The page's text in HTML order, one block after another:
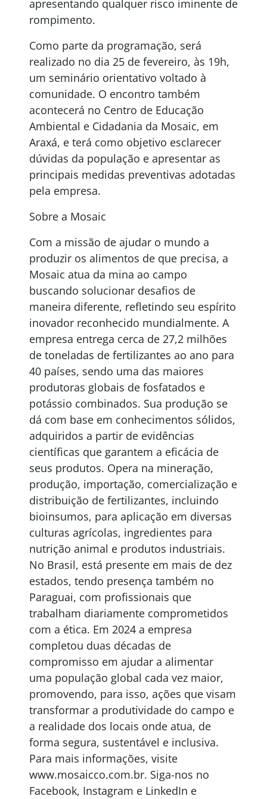
apresentando qualquer risco iminente de
rompimento.
Como parte da programação, será
realizado no dia 25 de fevereiro, às 19h,
um seminário orientativo voltado à
comunidade. O encontro também
acontecerá no Centro de Educação
Ambiental e Cidadania da Mosaic, em
Araxá, e terá como objetivo esclarecer
dúvidas da população e apresentar as
principais medidas preventivas adotadas
pela empresa.
Sobre a Mosaic
Com a missão de ajudar o mundo a
produzir os alimentos de que precisa, a
Mosaic atua da mina ao campo
buscando solucionar desafios de
maneira diferente, refletindo seu espírito
inovador reconhecido mundialmente. A
empresa entrega cerca de 27,2 milhões
de toneladas de fertilizantes ao ano para
40 países, sendo uma das maiores
produtoras globais de fosfatados e
potássio combinados. Sua produção se
dá com base em conhecimentos sólidos,
adquiridos a partir de evidências
científicas que garantem a eficácia de
seus produtos. Opera na mineração,
produção, importação, comercialização e
distribuição de fertilizantes, incluindo
bioinsumos, para aplicação em diversas
culturas agrícolas, ingredientes para
nutrição animal e produtos industriais.
No Brasil, está presente em mais de dez
estados, tendo presença também no
Paraguai, com profissionais que
trabalham diariamente comprometidos
com a ética. Em 2024 a empresa
completou duas décadas de
compromisso em ajudar a alimentar
uma população global cada vez maior,
promovendo, para isso, ações que visam
transformar a produtividade do campo e
a realidade dos locais onde atua, de
forma segura, sustentável e inclusiva.
Para mais informações, visite
www.mosaicco.com.br. Siga-nos no
Facebook, Instagram e LinkedIn e